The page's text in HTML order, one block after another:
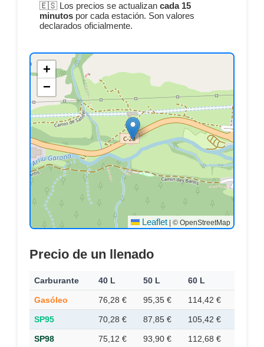
🇪🇸 Los precios se actualizan cada 15
minutospor cada estación. Son valores
declarados oficialmente.
+
−
Leaflet © OpenStreetMap
Precio de un llenado
Carburante 40 L 50 L 60 L
Gasóleo 76,28 € 95,35 € 114,42 €
SP95 70,28 € 87,85 € 105,42 €
SP98 75,12 € 93,90 € 112,68 €